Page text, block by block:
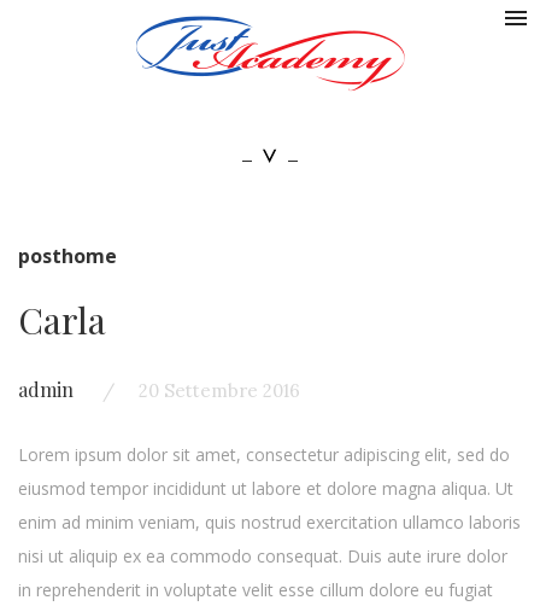
posthome
Carla
admin 20 Settembre 2016
Lorem ipsum dolor sit amet, consectetur adipiscing elit, sed do
eiusmod tempor incididunt ut labore et dolore magna aliqua. Ut
enim ad minim veniam, quis nostrud exercitation ullamco laboris
nisi ut aliquip ex ea commodo consequat. Duis aute irure dolor
in reprehenderit in voluptate velit esse cillum dolore eu fugiat